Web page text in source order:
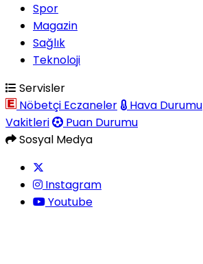
Spor
Magazin
Sağlık
Teknoloji
Servisler
Nöbetçi Eczaneler
Hava Durumu
Vakitleri
Puan Durumu
Sosyal Medya
Instagram
Youtube